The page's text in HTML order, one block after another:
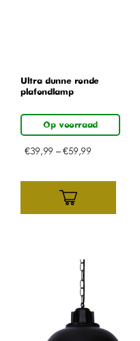
Ultra dunne ronde
plafondlamp
Op voorraad
€39,99–€59,99